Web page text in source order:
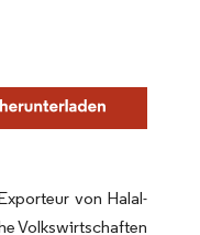
von Halal-
Volkswirtschaften